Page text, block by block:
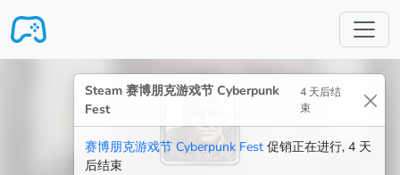
Steam 赛博朋克游戏节 Cyberpunk
Fest
4 天后结
束
赛博朋克游戏节 Cyberpunk Fest 促销正在进行, 4 天
后结束